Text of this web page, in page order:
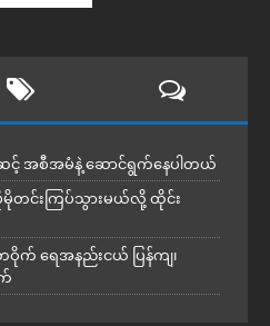
င့် အစီအမံနဲ့ ဆောင်ရွက်နေပါတယ်
တင်းကြပ်သွားမယ်လို့ ထိုင်း
က် ရေအနည်းငယ် ပြန်ကျ၊